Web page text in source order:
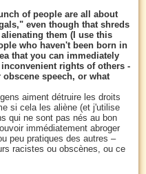
of people are all about
even though that shreds
them (I use this
who haven't been born in
that you can immediately
rights of others -
speech, or what
aiment détruire les droits
si cela les aliène (et j'utilise
qui ne sont pas nés au bon
immédiatement abroger
peu pratiques des autres –
racistes ou obscènes, ou ce